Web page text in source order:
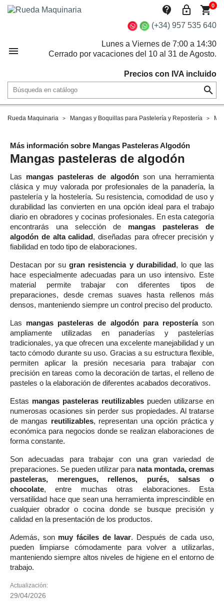
contact_support lock_outline shopping_cart0


(+34) 957 535 640
Lunes a Viernes de 7:00 a 14:30
Cerrado por vacaciones del 10 al 31 de Agosto.
Precios con IVA incluido
Rueda Maquinaria Mangas y Boquillas para Pastelería y Repostería
Más información sobre Mangas Pasteleras Algodón
Mangas pasteleras de algodón
Las mangas pasteleras de algodónson una herramienta
clásica y muy valorada por profesionales de la panadería, la
pastelería y la hostelería. Su resistencia, comodidad de uso y
durabilidad las convierten en una opción ideal para el trabajo
diario en obradores y cocinas profesionales. En esta categoría
encontrarás una selección de mangas pasteleras de
algodón de alta calidad, diseñadas para ofrecer precisión y
fiabilidad en todo tipo de elaboraciones.
Destacan por sugran resistencia y durabilidad, lo que las
hace especialmente adecuadas para un uso intensivo. Este
material permite trabajar con diferentes tipos de
preparaciones, desde cremas suaves hasta rellenos más
densos, manteniendo siempre un control preciso del producto.
Las mangas pasteleras de algodón para reposteríason
ampliamente utilizadas en panaderías y pastelerías
tradicionales, ya que ofrecen una excelente manejabilidad y un
tacto cómodo durante su uso. Gracias a su estructura flexible,
permiten aplicar la presión necesaria para trabajar con
precisión en tareas como la decoración de tartas, el relleno de
pasteles o la elaboración de diferentes acabados decorativos.
Estas mangas pasteleras reutilizables pueden utilizarse en
numerosas ocasiones sin perder sus propiedades. Al tratarse
de mangas reutilizables, representan una opción práctica y
económica para negocios donde se realizan elaboraciones de
forma constante.
Son adecuadas para trabajar con una gran variedad de
preparaciones. Se pueden utilizar para nata montada, cremas
pasteleras, merengues, rellenos, purés, salsas o
chocolate, entre muchas otras elaboraciones. Esta
versatilidad hace que sean una herramienta imprescindible en
cualquier obrador o cocina donde se busque precisión y
calidad en la presentación de los productos.
Además, son muy fáciles de lavar. Después de cada uso,
pueden limpiarse cómodamente para volver a utilizarlas,
manteniendo siempre altos niveles de higiene en el entorno de
trabajo.
Actualización:
29/04/2026